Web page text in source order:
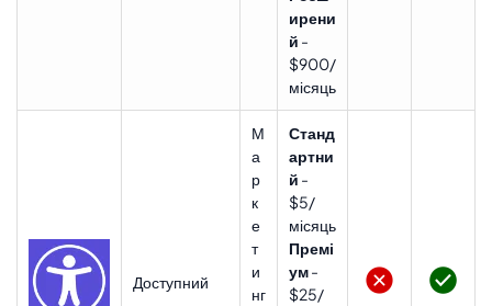
ирени
й -
$900/
місяць
Доступний
М
а
р
к
е
т
и
нг
Станд
артни
й -
$5/
місяць
Премі
ум-
$25/